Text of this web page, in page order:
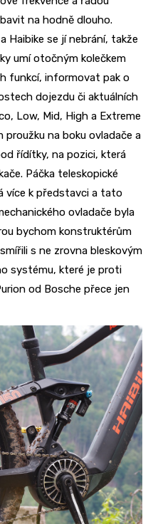
na hodně dlouho.
Haibike se jí nebrání, takže
umí otočným kolečkem
funkcí, informovat pak o
dojezdu či aktuálních
Low, Mid, High a Extreme
proužku na boku ovladače a
řídítky, na pozici, která
Páčka teleskopické
více k představci a tato
ovladače byla
bychom konstruktérům
s ne zrovna bleskovým
systému, které je proti
od Bosche přece jen